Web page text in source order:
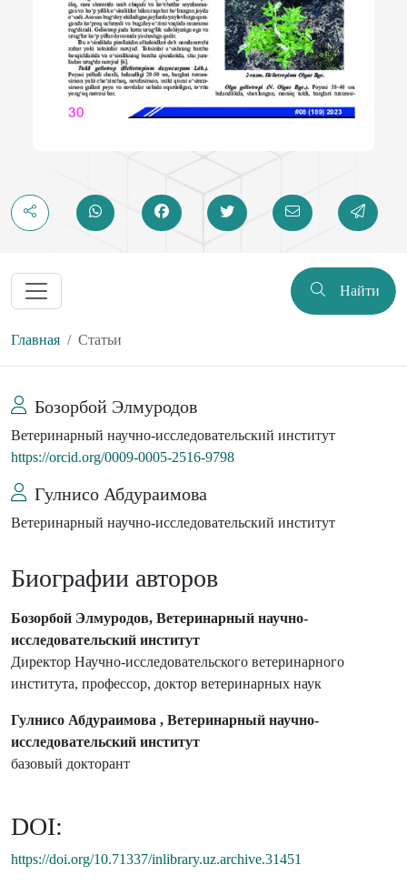
Найти
Главная Статьи
Бозорбой Элмуродов
Ветеринарный научно-исследовательский институт
https://orcid.org/0009-0005-2516-9798
Гулнисо Абдураимова
Ветеринарный научно-исследовательский институт
Биографии авторов
Бозорбой Элмуродов, Ветеринарный научно-
исследовательский институт
Директор Научно-исследовательского ветеринарного
института, профессор, доктор ветеринарных наук
Гулнисо Абдураимова , Ветеринарный научно-
исследовательский институт
базовый докторант
DOI:
https://doi.org/10.71337/inlibrary.uz.archive.31451